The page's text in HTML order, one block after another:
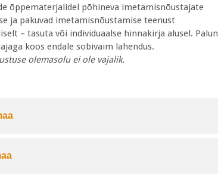
õppematerjalidel põhineva imetamisnõustajate
ja pakuvad imetamisnõustamise teenust
– tasuta või individuaalse hinnakirja alusel. Palun
koos endale sobivaim lahendus.
olemasolu ei ole vajalik.